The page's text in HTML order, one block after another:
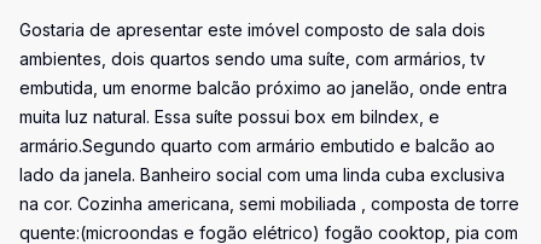
Gostaria de apresentar este imóvel composto de sala dois
ambientes, dois quartos sendo uma suíte, com armários, tv
embutida, um enorme balcão próximo ao janelão, onde entra
muita luz natural. Essa suíte possui box em bilndex, e
armário.Segundo quarto com armário embutido e balcão ao
lado da janela. Banheiro social com uma linda cuba exclusiva
na cor. Cozinha americana, semi mobiliada , composta de torre
quente:(microondas e fogão elétrico) fogão cooktop, pia com